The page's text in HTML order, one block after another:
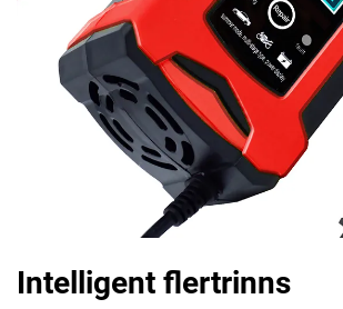
Intelligent flertrinns